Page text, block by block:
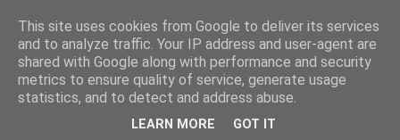
This site uses cookies from Google to deliver its services
and to analyze traffic. Your IP address and user-agent are
shared with Google along with performance and security
metrics to ensure quality of service, generate usage
statistics, and to detect and address abuse.
LEARN MORE GOT IT